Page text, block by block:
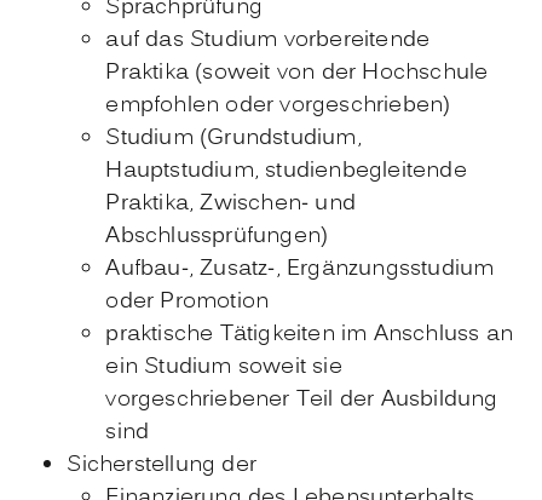
Sprachprüfung
auf das Studium vorbereitende
Praktika (soweit von der Hochschule
empfohlen oder vorgeschrieben)
Studium (Grundstudium,
Hauptstudium, studienbegleitende
Praktika, Zwischen- und
Abschlussprüfungen)
Aufbau-, Zusatz-, Ergänzungsstudium
oder Promotion
praktische Tätigkeiten im Anschluss an
ein Studium soweit sie
vorgeschriebener Teil der Ausbildung
sind
Sicherstellung der